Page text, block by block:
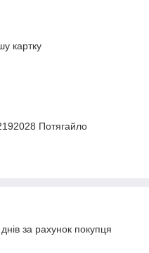
картку
Потягайло
за рахунок покупця